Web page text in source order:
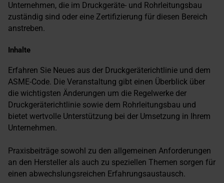
Unternehmen, die im Druckgeräte- und Rohrleitungsbau
zuständig sind oder eine Zertifizierung für diesen Bereich
anstreben.
Inhalte
Erfahren Sie Neues aus der Druckgeräterichtlinie und dem
ASME-Code. Die Veranstaltung gibt einen Überblick über
die wichtigsten Änderungen um die Regelwerke der
Druckgeräterichtlinie sowie dem Rohrleitungsbau und
bietet wertvolle Unterstützung bei der Umsetzung in Ihrem
Unternehmen.
Praxisbeiträge sowohl zu den allgemeinen Anforderungen
an den Hersteller als auch zu speziellen Themen sorgen für
einen abwechslungsreichen Erfahrungsaustausch.